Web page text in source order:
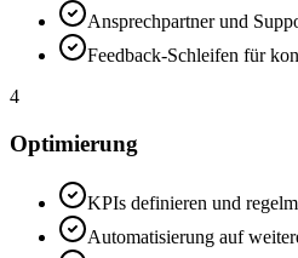
Ansprechpartner und
Feedback-Schleifen für
4
Optimierung
KPIs definieren und
Automatisierung auf